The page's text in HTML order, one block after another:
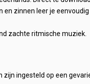
en zinnen leer je
zachte ritmische muziek.
zijn ingesteld op een